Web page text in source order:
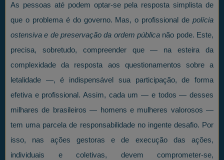
As pessoas até podem optar-se pela resposta simplista de
que o problema é do governo. Mas, o profissional de polícia
ostensiva e de preservação da ordem pública não pode. Este,
precisa, sobretudo, compreender que — na esteira da
complexidade da resposta aos questionamentos sobre a
letalidade —, é indispensável sua participação, de forma
efetiva e profissional. Assim, cada um — e todos — desses
milhares de brasileiros — homens e mulheres valorosos —
tem uma parcela de responsabilidade no ingente desafio. Por
isso, nas ações gestoras e de execução das ações,
individuais e coletivas, devem comprometer-se,